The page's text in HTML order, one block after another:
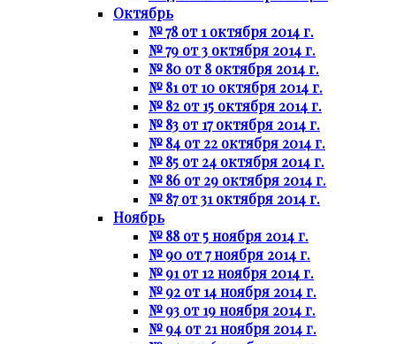
Октябрь
№ 78 от 1 октября 2014 г.
№ 79 от 3 октября 2014 г.
№ 80 от 8 октября 2014 г.
№ 81 от 10 октября 2014 г.
№ 82 от 15 октября 2014 г.
№ 83 от 17 октября 2014 г.
№ 84 от 22 октября 2014 г.
№ 85 от 24 октября 2014 г.
№ 86 от 29 октября 2014 г.
№ 87 от 31 октября 2014 г.
Ноябрь
№ 88 от 5 ноября 2014 г.
№ 90 от 7 ноября 2014 г.
№ 91 от 12 ноября 2014 г.
№ 92 от 14 ноября 2014 г.
№ 93 от 19 ноября 2014 г.
№ 94 от 21 ноября 2014 г.